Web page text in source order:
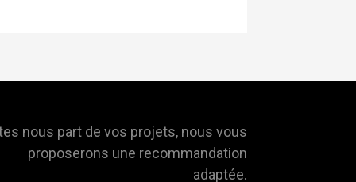
nous part de vos projets, nous vous
proposerons une recommandation
adaptée.